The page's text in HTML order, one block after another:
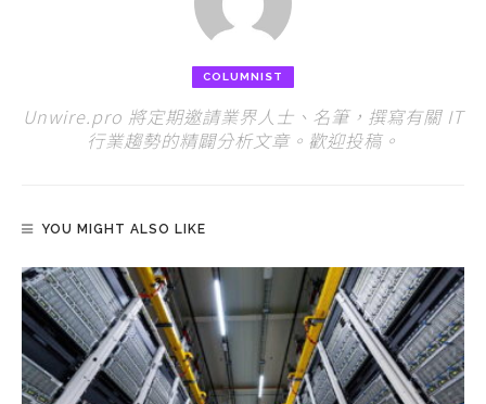
COLUMNIST
Unwire.pro 將定期邀請業界人士、名筆，撰寫有關 IT
行業趨勢的精闢分析文章。歡迎投稿。
YOU MIGHT ALSO LIKE